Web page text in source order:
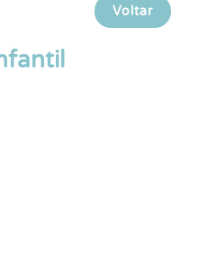
Voltar